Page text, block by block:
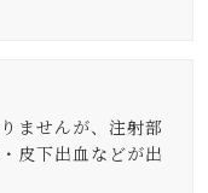
ませんが、注射部
皮下出血などが出